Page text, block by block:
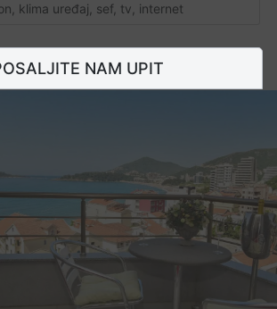
klima uređaj, sef, tv, internet
NAM UPIT